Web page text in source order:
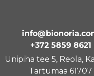
+372 5859 8621
Unipiha tee 5, Reola,
Tartumaa 61707